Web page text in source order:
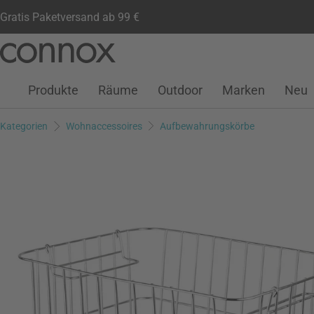
Gratis Paketversand ab 99 €
Seiteninhalt
Suchfeld
Kundenkonto
Wunschliste
Warenkorb
Produkte Räume Outdoor Marken Neu
Kategorien Wohnaccessoires Aufbewahrungskörbe